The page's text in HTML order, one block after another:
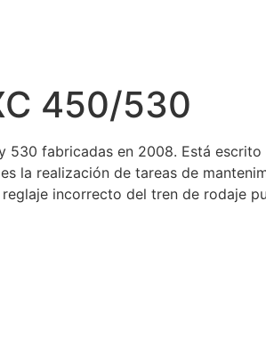
450/530
530 fabricadas en 2008. Está
la realización de tareas de
incorrecto del tren de rodaje